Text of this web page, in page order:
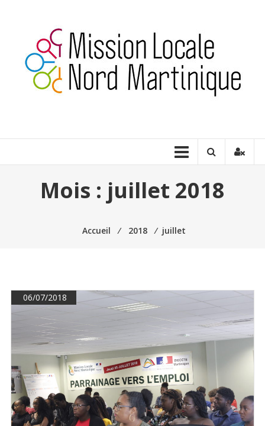
ensemble
Mois : juillet 2018
Accueil ⁄ 2018 ⁄ juillet
06/07/2018